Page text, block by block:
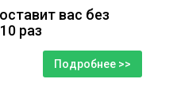
вас без
раз
Подробнее >>